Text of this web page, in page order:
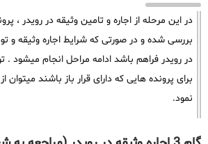
در این مرحله از اجاره و تامین وثیقه در رویدر ،
بررسی شده و در صورتی که شرایط اجاره وثیقه و
در رویدر فراهم باشد ادامه مراحل انجام میشود .
برای پرونده هایی که دارای قرار باز باشند میتوان
نمود.